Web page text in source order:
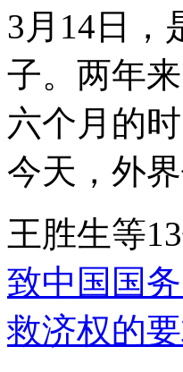
3月14日，
子。两年
六个月的
今天，外
王胜生等
致中国国
救济权的